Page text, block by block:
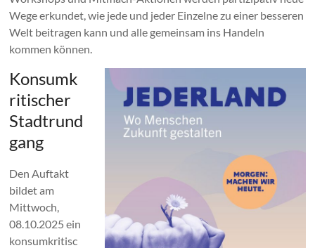
Wege erkundet, wie jede und jeder Einzelne zu einer besseren
Welt beitragen kann und alle gemeinsam ins Handeln
kommen können.
Konsumk
ritischer
Stadtrund
gang
Den Auftakt
bildet am
Mittwoch,
08.10.2025 ein
konsumkritisc